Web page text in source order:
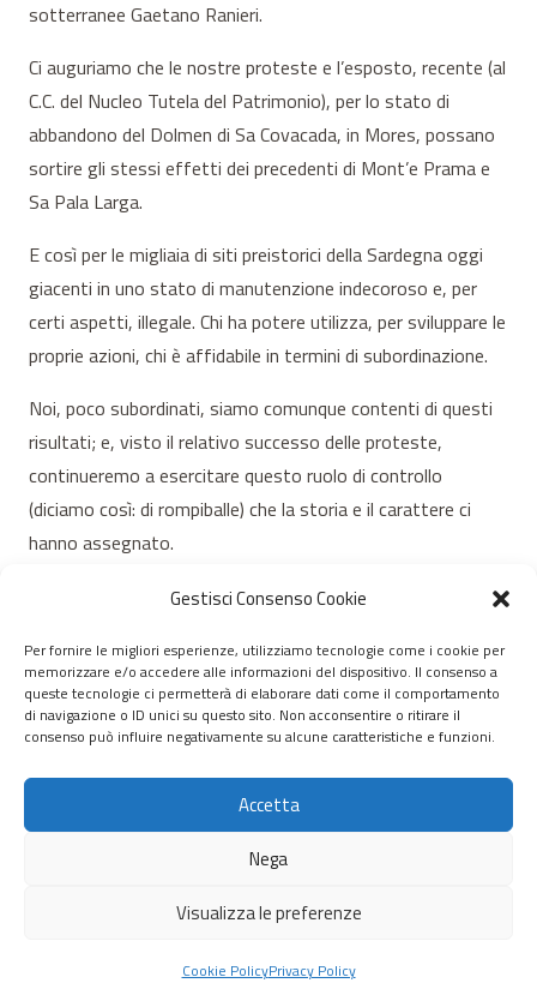
Gestisci Consenso Cookie
Per fornire le migliori esperienze, utilizziamo tecnologie come i cookie per
memorizzare e/o accedere alle informazioni del dispositivo. Il consenso a
queste tecnologie ci permetterà di elaborare dati come il comportamento
di navigazione o ID unici su questo sito. Non acconsentire o ritirare il
consenso può influire negativamente su alcune caratteristiche e funzioni.
Accetta
Nega
Visualizza le preferenze
Cookie PolicyPrivacy Policy
sotterranee Gaetano Ranieri.
Ci auguriamo che le nostre proteste e l’esposto, recente (al
C.C. del Nucleo Tutela del Patrimonio), per lo stato di
abbandono del Dolmen di Sa Covacada, in Mores, possano
sortire gli stessi effetti dei precedenti di Mont’e Prama e
Sa Pala Larga.
E così per le migliaia di siti preistorici della Sardegna oggi
giacenti in uno stato di manutenzione indecoroso e, per
certi aspetti, illegale. Chi ha potere utilizza, per sviluppare le
proprie azioni, chi è affidabile in termini di subordinazione.
Noi, poco subordinati, siamo comunque contenti di questi
risultati; e, visto il relativo successo delle proteste,
continueremo a esercitare questo ruolo di controllo
(diciamo così: di rompiballe) che la storia e il carattere ci
hanno assegnato.
Antonello Gregorini
© 2020 – 2026 Nurnet – La rete dei Nuraghi – webdesign:
antoniopalumbo.it
Home